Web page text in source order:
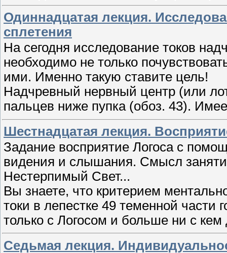
Одиннадцатая лекция.
сплетения
На сегодня исследование токов
необходимо не только
ими. Именно такую ставите цель!
Надчревный нервный центр (или
пальцев ниже пупка (обоз. 43).
Шестнадцатая лекция.
Задание восприятие Логоса с
видения и слышания. Смысл
Нестерпимый Свет...
Вы знаете, что критерием
токи в лепестке 49 теменной части
только с Логосом и больше ни с кем
Седьмая лекция.